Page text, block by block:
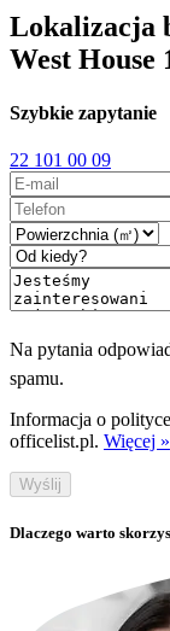
Lokalizacja
West House
Szybkie zapytanie
22 101 00 09
Na pytania
spamu.
Informacja o
officelist.pl. Więcej »
Wyślij
Dlaczego warto